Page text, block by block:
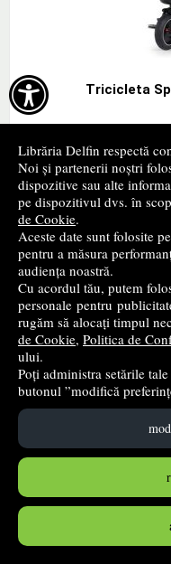

Librăria Delfin respectă
Noi și partenerii noștri
dispozitive sau alte
pe dispozitivul dvs. în
de Cookie.
Aceste date sunt folosite
pentru a măsura
audiența noastră.
Cu acordul tău, putem
personale pentru
rugăm să alocați timpul
de Cookie, Politica de
ului.
Poți administra setările
butonul ”modifică
Tricicleta
Tricicleta